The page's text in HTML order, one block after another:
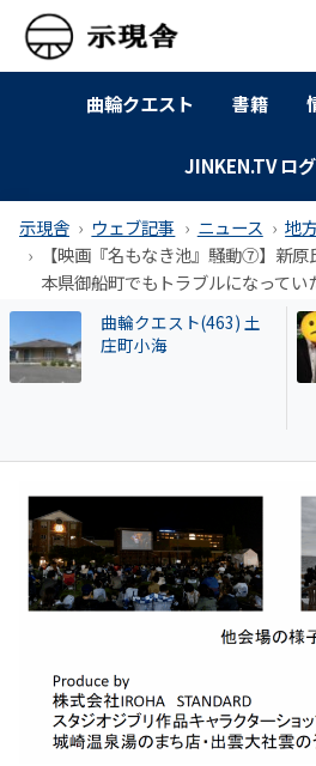
曲輪クエスト 書籍
JINKEN.TV ロ
示現舎 ウェブ記事 ニュース
地
【映画『名もなき池』騒動⑦】新
本県御船町でもトラブルになってい
【告発スクープ】亀田
興毅氏も被害者? 怪し